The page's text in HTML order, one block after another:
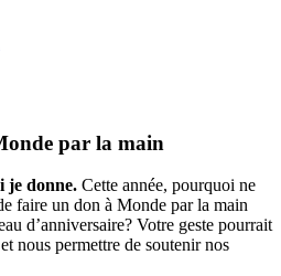
par la main
je donne. Cette année, pourquoi ne
faire un don à Monde par la main
d’anniversaire? Votre geste pourrait
nous permettre de soutenir nos